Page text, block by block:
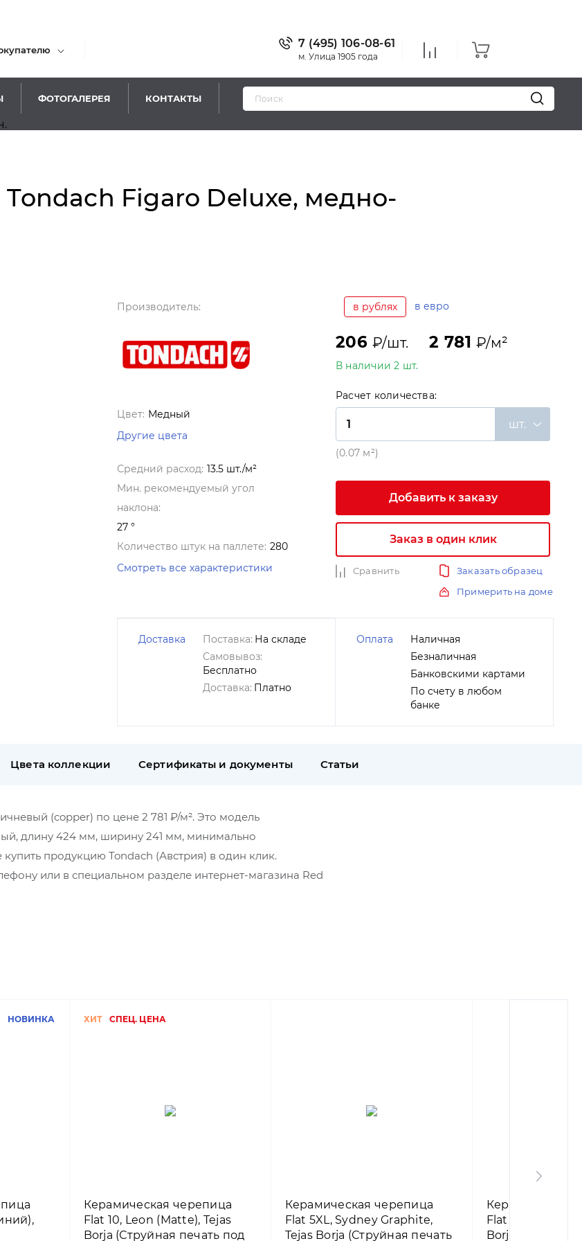
7 (495) 106-08-61
м. Улица 1905 года
ФОТОГАЛЕРЕЯ КОНТАКТЫ
Figaro Deluxe, медно-
Производитель:
Цвет: Медный
Другие цвета
Средний расход: 13.5 шт./м²
Мин. рекомендуемый угол
наклона:
27 °
Количество штук на паллете: 280
Смотреть все характеристики
в рублях в евро
206₽/шт. 2 781₽/м²
В наличии 2 шт.
Расчет количества:
шт.
(0.07 м²)
Добавить к заказу
Заказ в один клик
Сравнить
Заказать образец
Примерить на доме
Доставка Поставка: На складе
Самовывоз:
Бесплатно
Доставка: Платно
Оплата
Наличная
Безналичная
Банковскими картами
По счету в любом
банке
Цвета коллекции Сертификаты и документы Статьи
(copper) по цене 2 781 ₽/м². Это модель
длину 424 мм, ширину 241 мм, минимально
продукцию Tondach (Австрия) в один клик.
или в специальном разделе интернет-магазина Red
НОВИНКА ХИТ СПЕЦ. ЦЕНА
Керамическая черепица
Flat 10, Leon (Matte), Tejas
Borja (Струйная печать под
Керамическая черепица
Flat 5XL, Sydney Graphite,
Tejas Borja (Струйная печать
Керамическая
Flat 5XL, Austin
Borja